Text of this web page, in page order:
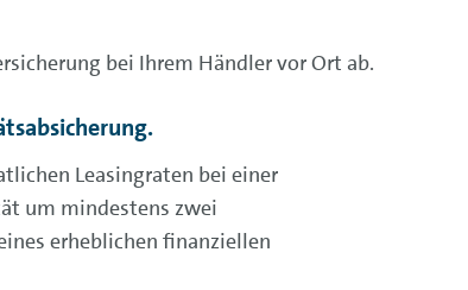
bei Ihrem Händler vor Ort ab.
Leasingraten bei einer
um mindestens zwei
erheblichen finanziellen